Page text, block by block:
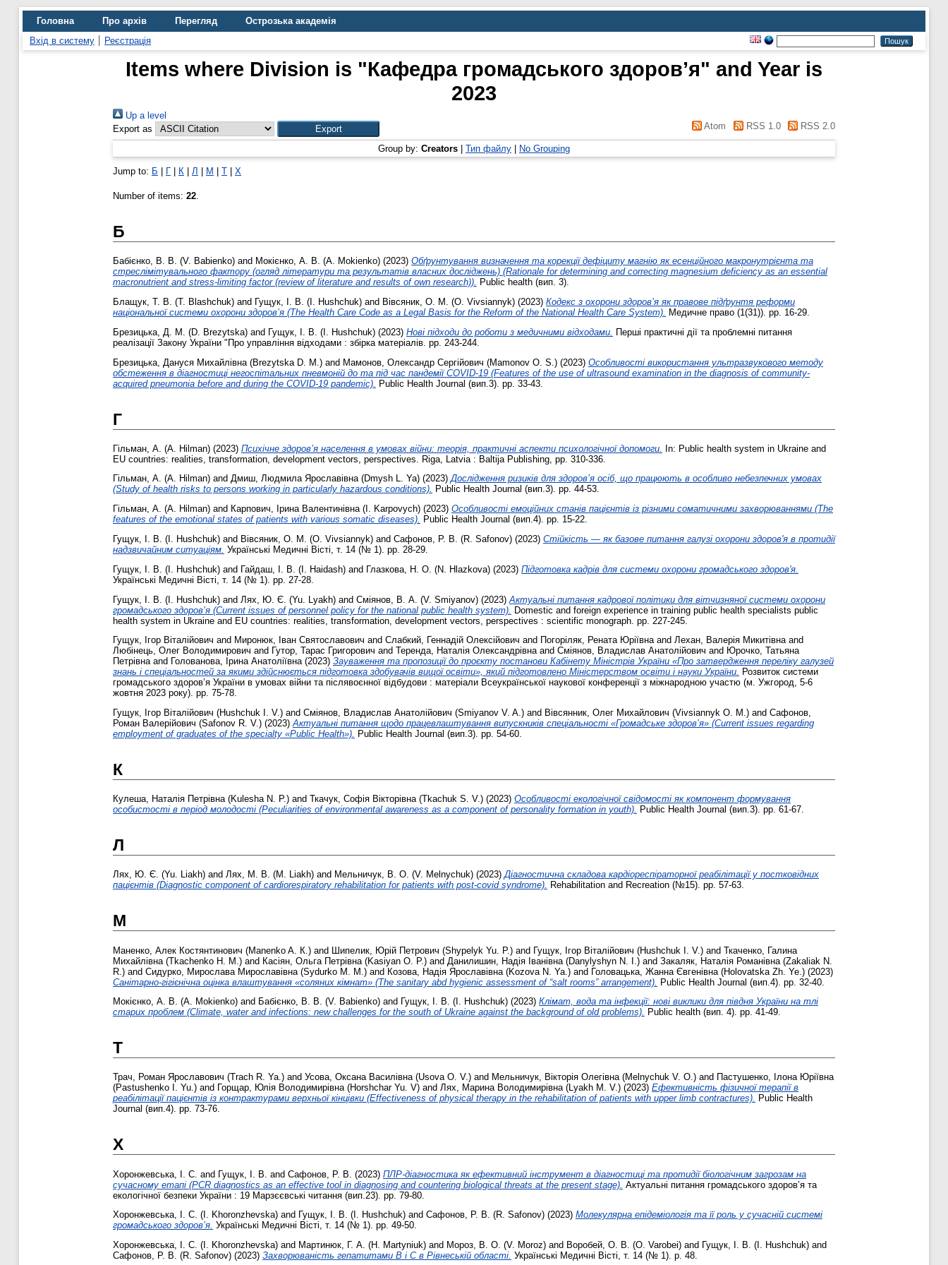
Головна Про архів Перегляд
Острозька академія
Вхід в систему
Реєстрація
Items where Division is "Кафедра громадського здоров’я" and Year is
2023
Up a level
Export as
Atom RSS 1.0 RSS 2.0
Group by: Creators Тип файлу No Grouping
Jump to: Б Г К Л М Т Х
Number of items: 22.
Б
Бабієнко, В. В. (V. Babienko) and Мокієнко, А. В. (A. Mokienko) (2023) Обґрунтування визначення та корекції дефіциту магнію як есенційного макронутрієнта та
стреслімітувального фактору (огляд літератури та результатів власних досліджень) (Rationale for determining and correcting magnesium deficiency as an essential
macronutrient and stress-limiting factor (review of literature and results of own research)). Public health (вип. 3).
Блащук, Т. В. (T. Blashchuk) and Гущук, І. В. (I. Hushchuk) and Вівсяник, О. М. (O. Vivsiannyk) (2023) Кодекс з охорони здоров’я як правове підґрунтя реформи
національної системи охорони здоров’я (The Health Care Code аs а Legal Basis for the Reform of the National Health Care System).
Медичне право (1(31)). pp. 16-29.
Брезицька, Д. М. (D. Brezytska) and Гущук, І. В. (I. Hushchuk) (2023) Нові підходи до роботи з медичними відходами. Перші практичні дії та проблемні питання
реалізації Закону України "Про управління відходами : збірка матеріалів. pp. 243-244.
Брезицька, Дануся Михайлівна (Brezytska D. M.) and Мамонов, Олександр Сергійович (Mamonov O. S.) (2023) Особливості використання ультразвукового методу
обстеження в діагностиці негоспітальних пневмоній до та під час пандемії COVID-19 (Features of the use of ultrasound examination in the diagnosis of community-
acquired pneumonia before and during the COVID-19 pandemic). Public Health Journal (вип.3). pp. 33-43.
Г
Гільман, А. (A. Hilman) (2023) Психічне здоров’я населення в умовах війни: теорія, практичні аспекти психологічної допомоги. In: Public health system in Ukraine and
EU countries: realities, transformation, development vectors, perspectives. Riga, Latvia : Baltija Publishing, pp. 310-336.
Гільман, А. (A. Hilman) and Дмиш, Людмила Ярославівна (Dmysh L. Ya) (2023)Дослідження ризиків для здоров’я осіб, що працюють в особливо небезпечних умовах
(Study of health risks to persons working in particularly hazardous conditions). Public Health Journal (вип.3). pp. 44-53.
Гільман, А. (A. Hilman) and Карпович, Ірина Валентинівна (I. Karpovych) (2023) Особливості емоційних станів пацієнтів із різними соматичними захворюваннями (The
features of the emotional states of patients with various somatic diseases). Public Health Journal (вип.4). pp. 15-22.
Гущук, І. В. (I. Hushchuk) and Вівсяник, О. М. (O. Vivsiannyk) and Сафонов, Р. В. (R. Safonov) (2023) Стійкість — як базове питання галузі охорони здоров'я в протидії
надзвичайним ситуаціям. Українські Медичні Вісті, т. 14 (№ 1). pp. 28-29.
Гущук, І. В. (I. Hushchuk) and Гайдаш, І. В. (I. Haidash) and Глазкова, Н. О. (N. Hlazkova) (2023) Підготовка кадрів для системи охорони громадського здоров'я.
Українські Медичні Вісті, т. 14 (№ 1). pp. 27-28.
Гущук, І. В. (I. Hushchuk) and Лях, Ю. Є. (Yu. Lyakh) and Сміянов, В. А. (V. Smiyanov) (2023) Актуальні питання кадрової політики для вітчизняної системи охорони
громадського здоров’я (Current issues of personnel policy for the national public health system). Domestic and foreign experience in training public health specialists public
health system in Ukraine and EU countries: realities, transformation, development vectors, perspectives : scientific monograph. pp. 227-245.
Гущук, Ігор Віталійович and Миронюк, Іван Святославович and Слабкий, Геннадій Олексійович and Погоріляк, Рената Юріївнаand Лехан, Валерія Микитівнаand
Любінець, Олег Володимирович and Гутор, Тарас Григорович and Теренда, Наталія Олександрівнаand Сміянов, Владислав Анатолійович and Юрочко, Татьяна
Петрівнаand Голованова, Ірина Анатоліївна(2023) Зауваження та пропозиції до проєкту постанови Кабінету Міністрів України «Про затвердження переліку галузей
знань і спеціальностей за якими здійснюється підготовка здобувачів вищої освіти», який підготовлено Міністерством освіти і науки України. Розвиток системи
громадського здоров’я України в умовах війни та післявоєнної відбудови : матеріали Всеукраїнської наукової конференції з міжнародною участю (м. Ужгород, 5-6
жовтня 2023 року). pp. 75-78.
Гущук, Ігор Віталійович (Hushchuk I. V.) and Сміянов, Владислав Анатолійович (Smiyanov V. A.) and Вівсянник, Олег Михайлович (Vivsiannyk O. M.) and Сафонов,
Роман Валерійович (Safonov R. V.) (2023)Актуальні питання щодо працевлаштування випускників спеціальності «Громадське здоров’я» (Current issues regarding
employment of graduates of the specialty «Public Health»). Public Health Journal (вип.3). pp. 54-60.
К
Кулеша, Наталія Петрівна (Kulesha N. P.) and Ткачук, Софія Вікторівна (Tkachuk S. V.) (2023) Особливості екологічної свідомості як компонент формування
особистості в період молодості (Peculiarities of environmental awareness as a component of personality formation in youth). Public Health Journal (вип.3). pp. 61-67.
Л
Лях, Ю. Є. (Yu. Liakh) and Лях, М. В. (M. Liakh) and Мельничук, В. О. (V. Melnychuk) (2023)Діагностична складова кардіореспіраторної реабілітації у постковідних
пацієнтів (Diagnostic component of cardiorespiratory rehabilitation for patients with post-covid syndrome). Rehabilitation and Recreation (№15). pp. 57-63.
М
Маненко, Алек Костянтинович (Manenko A. К.) and Шипелик, Юрій Петрович (Shypelyk Yu. P.) and Гущук, Ігор Віталійович (Hushchuk I. V.) and Ткаченко, Галина
Михайлівна (Tkachenko H. M.) and Касіян, Ольга Петрівна (Kasiyan О. Р.) and Данилишин, Надія Іванівна (Danylyshyn N. I.) and Закаляк, Наталія Романівна (Zakaliak N.
R.) and Сидурко, Мирослава Мирославівна (Sydurko M. M.) and Козова, Надія Ярославівна (Kozova N. Ya.) and Головацька, Жанна Євгенівна (Holovatska Zh. Ye.) (2023)
Санітарно-гігієнічна оцінка влаштування «соляних кімнат» (The sanitary abd hygienic assessment of “salt rooms” arrangement). Public Health Journal (вип.4). pp. 32-40.
Мокієнко, А. В. (A. Mokienko) and Бабієнко, В. В. (V. Babienko) and Гущук, І. В. (I. Hushchuk) (2023) Клімат, вода та інфекції: нові виклики для півдня України на тлі
старих проблем (Climate, water and infections: new challenges for the south of Ukraine against the background of old problems). Public health (вип. 4). pp. 41-49.
Т
Трач, Роман Ярославович (Trach R. Ya.) and Усова, Оксана Василівна (Usova O. V.) and Мельничук, Вікторія Олегівна (Melnychuk V. O.) and Пастушенко, Ілона Юріївна
(Pastushenko I. Yu.) and Горщар, Юлія Володимирівна (Horshchar Yu. V) and Лях, Марина Володимирівна (Lyakh M. V.) (2023) Ефективність фізичної терапії в
реабілітації пацієнтів із контрактурами верхньої кінцівки (Effectiveness of physical therapy in the rehabilitation of patients with upper limb contractures). Public Health
Journal (вип.4). pp. 73-76.
Х
Хоронжевська, І. С. and Гущук, І. В. and Сафонов, Р. В. (2023) ПЛР-діагностика як ефективний інструмент в діагностиці та протидії біологічним загрозам на
сучасному етапі (PCR diagnostics as an effective tool in diagnosing and countering biological threats at the present stage). Актуальні питання громадського здоров’я та
екологічної безпеки України : 19 Марзєєвські читання (вип.23). pp. 79-80.
Хоронжевська, І. С. (I. Khoronzhevska) and Гущук, І. В. (I. Hushchuk) and Сафонов, Р. В. (R. Safonov) (2023) Молекулярна епідеміологія та її роль у сучасній системі
громадського здоров’я. Українські Медичні Вісті, т. 14 (№ 1). pp. 49-50.
Хоронжевська, І. С. (I. Khoronzhevska) and Мартинюк, Г. А. (H. Martyniuk) and Мороз, В. О. (V. Moroz) and Воробей, О. В. (O. Varobei) and Гущук, І. В. (I. Hushchuk) and
Сафонов, Р. В. (R. Safonov) (2023) Захворюваність гепатитами В і С в Рівнеській області. Українські Медичні Вісті, т. 14 (№ 1). p. 48.